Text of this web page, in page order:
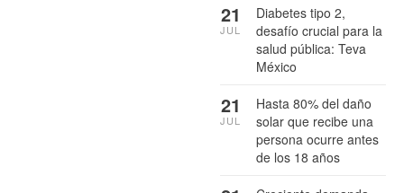
Diabetes tipo 2,
desafío crucial para la
salud pública: Teva
México
21
JUL
Hasta 80% del daño
solar que recibe una
persona ocurre antes
de los 18 años
21
JUL